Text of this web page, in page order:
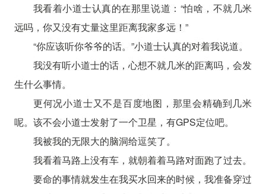
我看着小道士认真的在那里说道：“怕啥，不就几米
远吗，你又没有丈量这里距离我家多远！”
“你应该听你爷爷的话。”小道士认真的对着我说道。
我没有听小道士的话，心想不就几米的距离吗，会发
生什么事情。
更何况小道士又不是百度地图，那里会精确到几米
呢。该不会小道士发射了一个卫星，有GPS定位吧。
我被我的无限大的脑洞给逗笑了。
我看着马路上没有车，就朝着着马路对面跑了过去。
要命的事情就发生在我买水回来的时候，我准备穿过